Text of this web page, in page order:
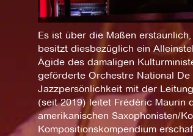
Es ist über die Maßen
besitzt diesbezüglich ein
Ägide des damaligen
geförderte Orchestre National
Jazzpersönlichkeit mit der
(seit 2019) leitet Frédéric Maurin
amerikanischen Saxophonisten/
Kompositionskompendium